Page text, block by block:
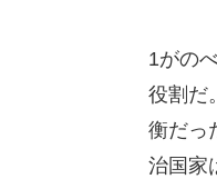
1がの
役割だ
衡だっ
治国家